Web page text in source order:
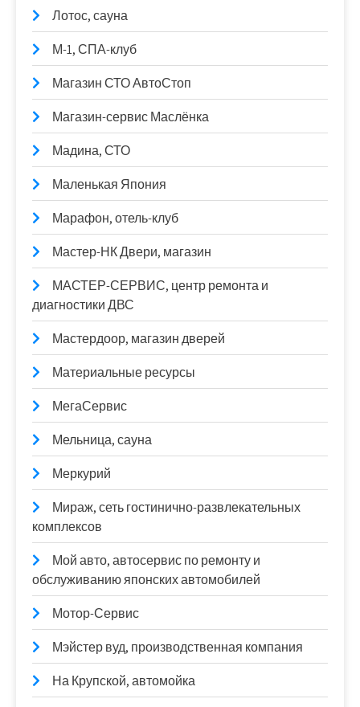
Лотос, сауна
М-1, СПА-клуб
Магазин СТО АвтоСтоп
Магазин-сервис Маслёнка
Мадина, СТО
Маленькая Япония
Марафон, отель-клуб
Мастер-НК Двери, магазин
МАСТЕР-СЕРВИС, центр ремонта и
диагностики ДВС
Мастердоор, магазин дверей
Материальные ресурсы
МегаСервис
Мельница, сауна
Меркурий
Мираж, сеть гостинично-развлекательных
комплексов
Мой авто, автосервис по ремонту и
обслуживанию японских автомобилей
Мотор-Сервис
Мэйстер вуд, производственная компания
На Крупской, автомойка